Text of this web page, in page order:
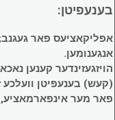
בענעפיטן:
אנגענומען.
(קעש) בענעפיטן וועלכע
פאר מער